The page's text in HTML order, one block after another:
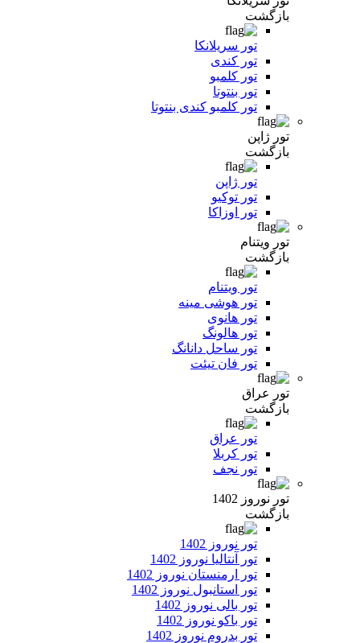
بازگشت
تور سریلانکا
تور کندی
تور کلمبو
تور بنتوتا
تور کلمبو کندی بنتوتا
تور ژاپن
بازگشت
تور ژاپن
تور توکیو
تور اوزاکا
تور ویتنام
بازگشت
تور ویتنام
تور هوشی مینه
تور هانوی
تور هالونگ
تور ساحل دانانگ
تور فان تیئت
تور عراق
بازگشت
تور عراق
تور کربلا
تور نجف
تور نوروز 1402
بازگشت
تور نوروز 1402
تور آنتالیا نوروز 1402
تور ارمنستان نوروز 1402
تور استانبول نوروز 1402
تور بالی نوروز 1402
تور باکو نوروز 1402
تور بدروم نوروز 1402